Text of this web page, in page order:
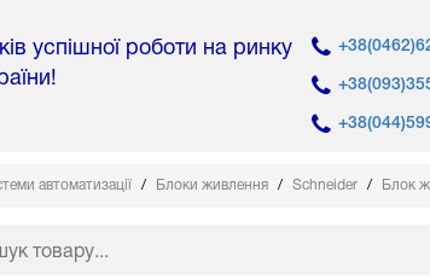
успішної роботи на ринку
автоматизації Блоки живлення Schneider Блок